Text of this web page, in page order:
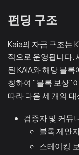
펀딩 구조
Kaia의 자금 구조는
적으로 운영됩니다.
된 KAIA와 해당 블
칭하여 "블록 보상"
따라 다음 세 개의
검증자 및 커뮤
블록 제안
스테이킹